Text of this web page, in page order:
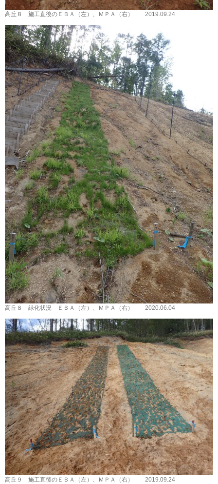
高丘８ 施工直後のＥＢＡ（左）、ＭＰＡ（右） 2019.09.24
高丘８ 緑化状況 ＥＢＡ（左）、ＭＰＡ（右） 2020.06.04
高丘９ 施工直後のＥＢＡ（左）、ＭＰＡ（右） 2019.09.24